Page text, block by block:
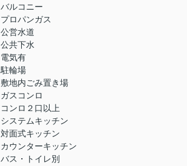
バルコニー
プロパンガス
公営水道
公共下水
電気有
駐輪場
敷地内ごみ置き場
ガスコンロ
コンロ２口以上
システムキッチン
対面式キッチン
カウンターキッチン
バス・トイレ別